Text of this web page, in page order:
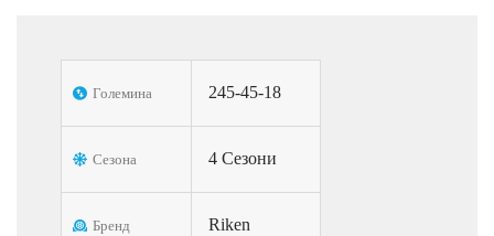
Големина 245-45-18
Сезона 4 Сезони
Бренд Riken